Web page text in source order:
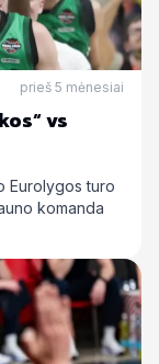
prieš 5 mėnesiai
vs
Eurolygos turo
komanda